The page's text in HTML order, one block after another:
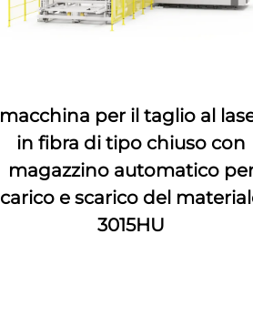
macchina per il taglio al
in fibra di tipo chiuso con
magazzino automatico
carico e scarico del
3015HU